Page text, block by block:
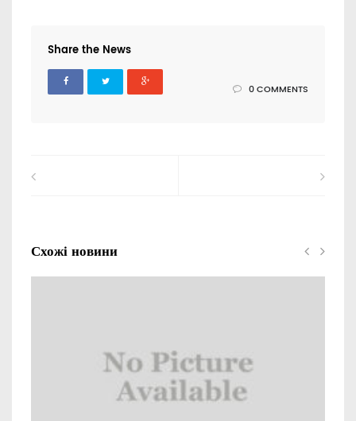
Share the News
0 COMMENTS
Схожі новини